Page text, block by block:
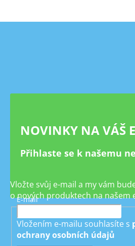
Z
NOVINKY NA VÁŠ
Přihlaste se k našemu
Vložte svůj e-mail a my vám
o nových produktech na našem
E-mail
Vložením e-mailu souhlasíte s
ochrany osobních údajů